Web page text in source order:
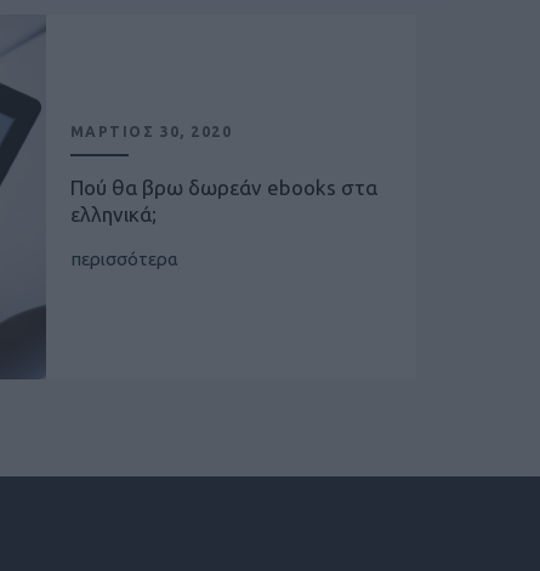
ΜΑΡΤΙΟΣ 30, 2020
Πού θα βρω δωρεάν ebooks στα
ελληνικά;
περισσότερα